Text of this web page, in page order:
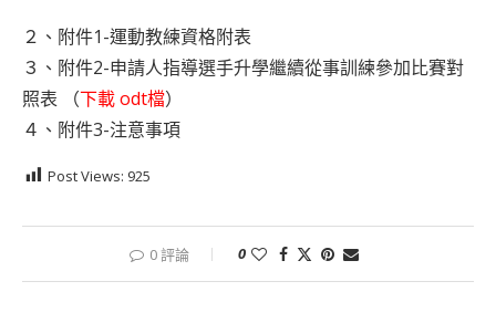
２、 附件1-運動教練資格附表
３、 附件2-申請人指導選手升學繼續從事訓練參加比賽對
照表 （下載 odt檔）
４、 附件3-注意事項
Post Views: 925
0 評論 0